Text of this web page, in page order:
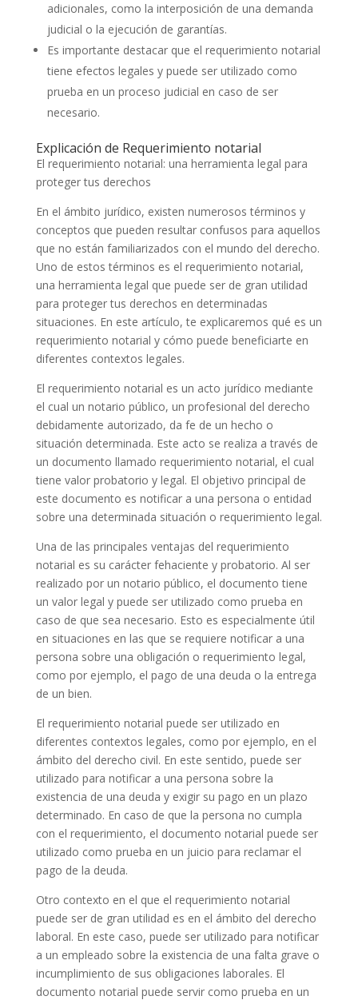
adicionales, como la interposición de una demanda
judicial o la ejecución de garantías.
Es importante destacar que el requerimiento notarial
tiene efectos legales y puede ser utilizado como
prueba en un proceso judicial en caso de ser
necesario.
Explicación de Requerimiento notarial
El requerimiento notarial: una herramienta legal para
proteger tus derechos
En el ámbito jurídico, existen numerosos términos y
conceptos que pueden resultar confusos para aquellos
que no están familiarizados con el mundo del derecho.
Uno de estos términos es el requerimiento notarial,
una herramienta legal que puede ser de gran utilidad
para proteger tus derechos en determinadas
situaciones. En este artículo, te explicaremos qué es un
requerimiento notarial y cómo puede beneficiarte en
diferentes contextos legales.
El requerimiento notarial es un acto jurídico mediante
el cual un notario público, un profesional del derecho
debidamente autorizado, da fe de un hecho o
situación determinada. Este acto se realiza a través de
un documento llamado requerimiento notarial, el cual
tiene valor probatorio y legal. El objetivo principal de
este documento es notificar a una persona o entidad
sobre una determinada situación o requerimiento legal.
Una de las principales ventajas del requerimiento
notarial es su carácter fehaciente y probatorio. Al ser
realizado por un notario público, el documento tiene
un valor legal y puede ser utilizado como prueba en
caso de que sea necesario. Esto es especialmente útil
en situaciones en las que se requiere notificar a una
persona sobre una obligación o requerimiento legal,
como por ejemplo, el pago de una deuda o la entrega
de un bien.
El requerimiento notarial puede ser utilizado en
diferentes contextos legales, como por ejemplo, en el
ámbito del derecho civil. En este sentido, puede ser
utilizado para notificar a una persona sobre la
existencia de una deuda y exigir su pago en un plazo
determinado. En caso de que la persona no cumpla
con el requerimiento, el documento notarial puede ser
utilizado como prueba en un juicio para reclamar el
pago de la deuda.
Otro contexto en el que el requerimiento notarial
puede ser de gran utilidad es en el ámbito del derecho
laboral. En este caso, puede ser utilizado para notificar
a un empleado sobre la existencia de una falta grave o
incumplimiento de sus obligaciones laborales. El
documento notarial puede servir como prueba en un